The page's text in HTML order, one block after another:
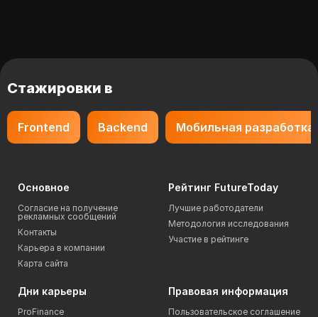
Стажировки в
Frontend Backend Мобильная разработка
Основное
Согласие на получение
рекламных сообщений
Контакты
Карьера в компании
Карта сайта
Рейтинг FutureToday
Лучшие работодатели
Методология исследования
Участие в рейтинге
Дни карьеры
ProFinance
Правовая информация
Пользовательское соглашение